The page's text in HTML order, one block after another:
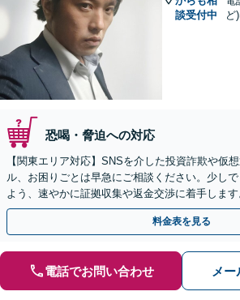
談受付中
ど
恐喝・脅迫への対応
【関東エリア対応】SNSを介した投資詐欺や仮
ル、お困りごとは早急にご相談ください。少し
よう、速やかに証拠収集や返金交渉に着手しま
害」のご相談も対応します【初回相談無料】【
料金表を見る
電話でお問い合わせ メ